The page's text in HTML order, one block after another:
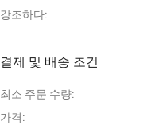
강조하다:
결제 및 배송 조건
최소 주문 수량:
가격: